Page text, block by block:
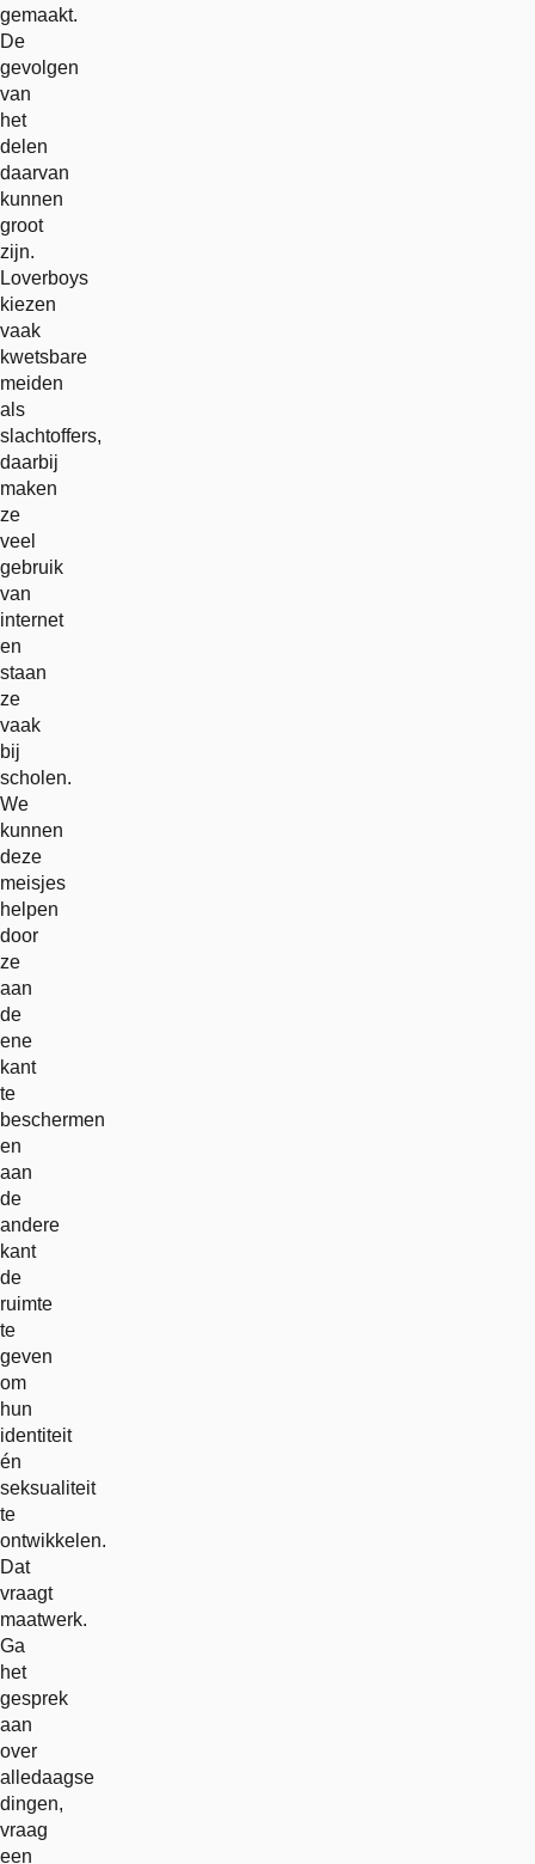
gemaakt.
De
gevolgen
van
het
delen
daarvan
kunnen
groot
zijn.
Loverboys
kiezen
vaak
kwetsbare
meiden
als
slachtoffers,
daarbij
maken
ze
veel
gebruik
van
internet
en
staan
ze
vaak
bij
scholen.
We
kunnen
deze
meisjes
helpen
door
ze
aan
de
ene
kant
te
beschermen
en
aan
de
andere
kant
de
ruimte
te
geven
om
hun
identiteit
én
seksualiteit
te
ontwikkelen.
Dat
vraagt
maatwerk.
Ga
het
gesprek
aan
over
alledaagse
dingen,
vraag
een